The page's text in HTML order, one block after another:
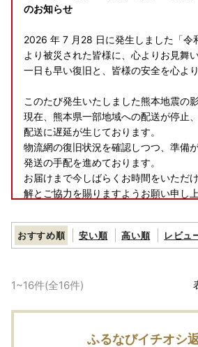
のお知らせ
2026 年 7 月28 日に発生しました「令
より被災された皆様に、心よりお見舞
一日も早い復旧と、皆様の安全を心よ
このたび発生いたしました熊本地震の影
現在、熊本県一部地域への配送が停止
配送に遅延が生じております。
物流網の復旧状況を確認しつつ、準備
発送の手配を進めております。
お届けまで今しばらくお時間をいただ
解とご協力を賜りますようお願い申し上
おすすめ順 安い順 高い順 レビュ
1~16件(全16件)
ふるなびイチオシ